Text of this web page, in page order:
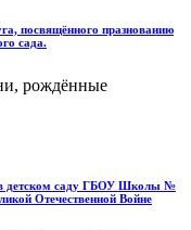
посвящённого празнованию
сада.
рождённые
в детском саду ГБОУ Школы №
Отечественной Войне